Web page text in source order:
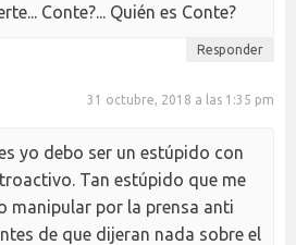
Conte?... Quién es Conte?
Responder
31 octubre, 2018 a las 1:35 pm
yo debo ser un estúpido con
Tan estúpido que me
manipular por la prensa anti
de que dijeran nada sobre el